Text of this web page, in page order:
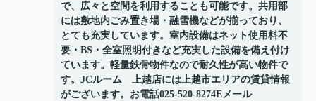
で、広々と空間を利用することも可能です。共用部
には敷地内ごみ置き場・融雪機などが揃っており、
とても充実しています。室内設備はネット使用料不
要・BS・全室照明付きなど充実した設備を備え付け
ています。軽量鉄骨物件なので耐久性が高い物件で
す。JCルーム 上越店には上越市エリアの賃貸情報
がございます。お電話025-520-8274Eメール